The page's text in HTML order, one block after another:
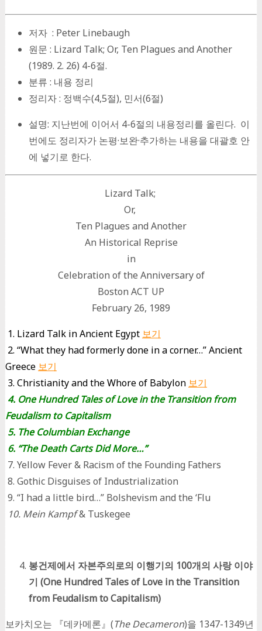
저자 : Peter Linebaugh
원문 : Lizard Talk; Or, Ten Plagues and Another
(1989. 2. 26) 4-6절.
분류 : 내용 정리
정리자 : 정백수(4,5절), 민서(6절)
설명: 지난번에 이어서 4-6절의 내용정리를 올린다. 이
번에도 정리자가 논평·보완·추가하는 내용을 대괄호 안
에 넣기로 한다.
Lizard Talk;
Or,
Ten Plagues and Another
An Historical Reprise
in
Celebration of the Anniversary of
Boston ACT UP
February 26, 1989
1. Lizard Talk in Ancient Egypt 보기
2. “What they had formerly done in a corner…” Ancient
Greece 보기
3. Christianity and the Whore of Babylon 보기
4. One Hundred Tales of Love in the Transition from
Feudalism to Capitalism
5. The Columbian Exchange
6. “The Death Carts Did More…”
7. Yellow Fever & Racism of the Founding Fathers
8. Gothic Disguises of Industrialization
9. “I had a little bird…” Bolshevism and the ‘Flu
10. Mein Kampf& Tuskegee
봉건제에서 자본주의로의 이행기의 100개의 사랑 이야
기 (One Hundred Tales of Love in the Transition
from Feudalism to Capitalism)
보카치오는 『데카메론』(The Decameron)을 1347-1349년